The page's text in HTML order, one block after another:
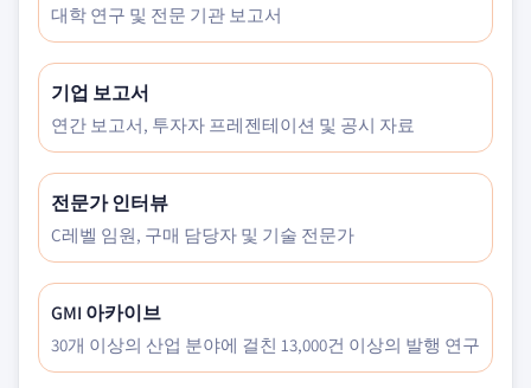
대학 연구 및 전문 기관 보고서
기업 보고서
연간 보고서, 투자자 프레젠테이션 및 공시 자료
전문가 인터뷰
C레벨 임원, 구매 담당자 및 기술 전문가
GMI 아카이브
30개 이상의 산업 분야에 걸친 13,000건 이상의 발행 연구